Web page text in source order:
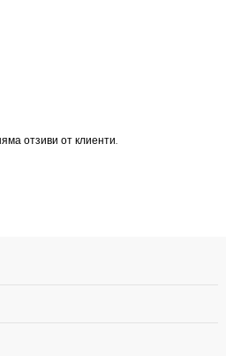
отзиви от клиенти.